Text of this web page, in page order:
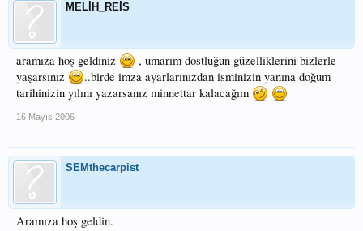
MELİH_REİS
aramıza hoş geldiniz
, umarım dostluğun güzelliklerini bizlerle
yaşarsınız
..birde imza ayarlarınızdan isminizin yanına doğum
tarihinizin yılını yazarsanız minnettar kalacağım
16 Mayıs 2006
SEMthecarpist
Aramıza hoş geldin.